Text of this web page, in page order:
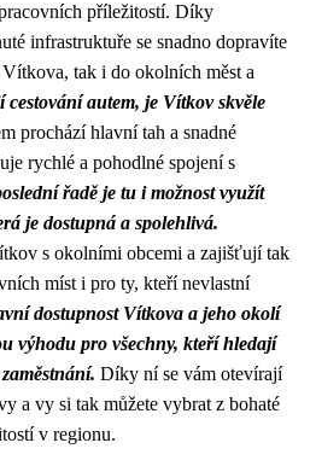
příležitostí. Díky
infrastruktuře se snadno dopravíte
tak i do okolních měst a
autem, je Vítkov skvěle
prochází hlavní tah a snadné
rychlé a pohodlné spojení s
řadě je tu i možnost využít
je dostupná a spolehlivá.
s okolními obcemi a zajišťují tak
míst i pro ty, kteří nevlastní
dostupnost Vítkova a jeho okolí
výhodu pro všechny, kteří hledají
Díky ní se vám otevírají
a vy si tak můžete vybrat z bohaté
v regionu.